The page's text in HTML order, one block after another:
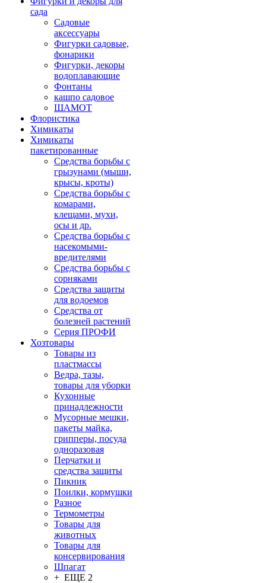
сада
Садовые
аксессуары
Фигурки садовые,
фонарики
Фигурки, декоры
водоплавающие
Фонтаны
кашпо садовое
ШАМОТ
Флористика
Химикаты
Химикаты
пакетированные
Средства борьбы с
грызунами (мыши,
крысы, кроты)
Средства борьбы с
комарами,
клещами, мухи,
осы и др.
Средства борьбы с
насекомыми-
вредителями
Средства борьбы с
сорняками
Средства защиты
для водоемов
Средства от
болезней растений
Серия ПРОФИ
Хозтовары
Товары из
пластмассы
Ведра, тазы,
товары для уборки
Кухонные
принадлежности
Мусорные мешки,
пакеты майка,
грипперы, посуда
одноразовая
Перчатки и
средства защиты
Пикник
Поилки, кормушки
Разное
Термометры
Товары для
животных
Товары для
консервирования
Шпагат
+ ЕЩЕ 2